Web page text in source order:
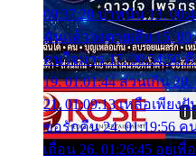
00:37:20 ปาหนัน 13.
ฉันแล้วจงตายเสีย 15.
คนใจมาร 17. 00:54:50
19. 01:01:44 ส่วนเกิน
21. 01:09:13 เหลือเพียงฝั
ขอรักคืน 24. 01:19:56 ค
เถื่อน 26. 01:26:45 อยู่เพื่